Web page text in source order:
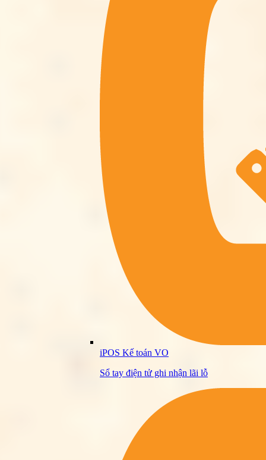
iPOS Kế toán VO
Sổ tay điện tử ghi nhận lãi lỗ